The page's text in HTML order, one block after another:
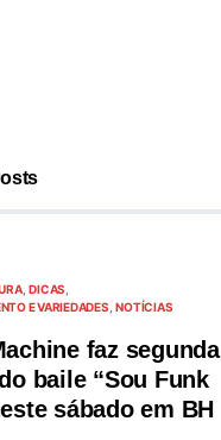
DICAS
E VARIEDADES NOTÍCIAS
faz segunda
baile “Sou Funk
sábado em BH